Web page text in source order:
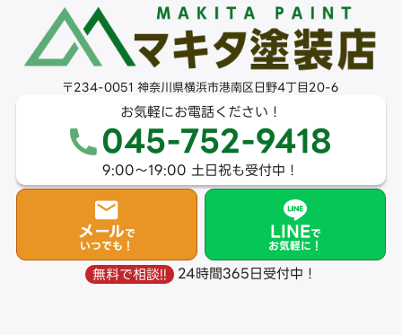
〒234-0051 神奈川県横浜市港南区日野4丁目20-6
お気軽にお電話ください！
045-752-9418
9:00〜19:00 土日祝も受付中！
メールで
いつでも！
LINEで
お気軽に！
無料で相談!! 24時間365日受付中！